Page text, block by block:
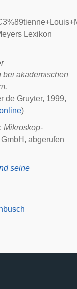
Lexikon
bei akademischen
de Gruyter, 1999,
online)
Mikroskop-
abgerufen
seine